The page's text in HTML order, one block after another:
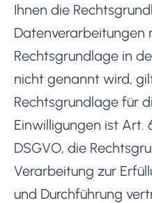
Ihnen die
Datenverarbeitungen
Rechtsgrundlage in
nicht genannt wird,
Rechtsgrundlage für
Einwilligungen ist Art.
DSGVO, die
Verarbeitung zur
und Durchführung